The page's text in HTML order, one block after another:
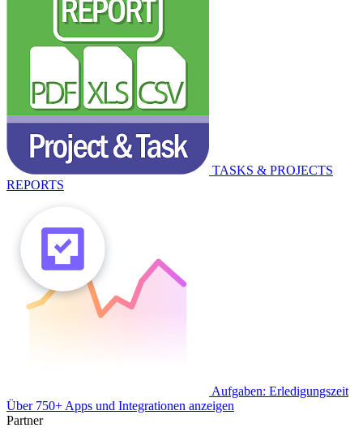
TASKS & PROJECTS
REPORTS
Aufgaben: Erledigungszeit
Über 750+ Apps und Integrationen anzeigen
Partner